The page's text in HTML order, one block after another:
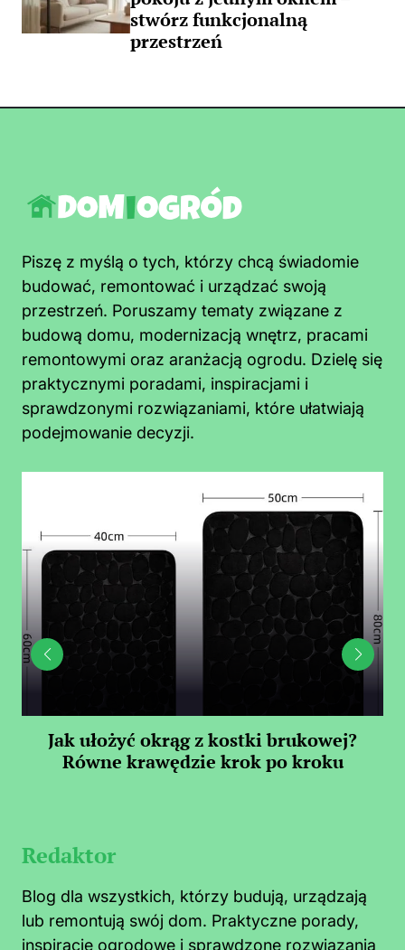
stwórz funkcjonalną
przestrzeń
Piszę z myślą o tych, którzy chcą świadomie
budować, remontować i urządzać swoją
przestrzeń. Poruszamy tematy związane z
budową domu, modernizacją wnętrz, pracami
remontowymi oraz aranżacją ogrodu. Dzielę się
praktycznymi poradami, inspiracjami i
sprawdzonymi rozwiązaniami, które ułatwiają
podejmowanie decyzji.
Jak ułożyć okrąg z kostki brukowej?
Równe krawędzie krok po kroku
Redaktor
Blog dla wszystkich, którzy budują, urządzają
lub remontują swój dom. Praktyczne porady,
inspiracje ogrodowe i sprawdzone rozwiązania